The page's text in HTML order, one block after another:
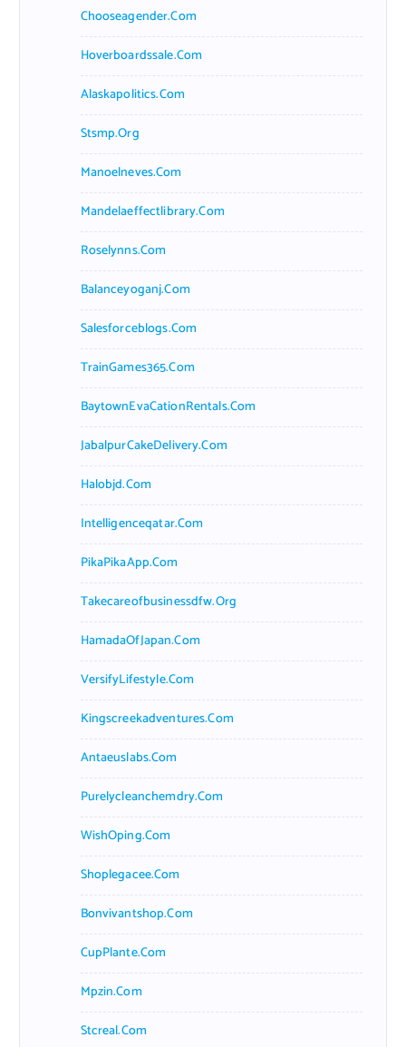
Chooseagender.com
Hoverboardssale.com
Alaskapolitics.com
Stsmp.org
Manoelneves.com
Mandelaeffectlibrary.com
Roselynns.com
Balanceyoganj.com
Salesforceblogs.com
TrainGames365.com
BaytownEvaCationRentals.com
JabalpurCakeDelivery.com
Halobjd.com
Intelligenceqatar.com
PikaPikaApp.com
Takecareofbusinessdfw.org
HamadaOfJapan.com
VersifyLifestyle.com
Kingscreekadventures.com
Antaeuslabs.com
Purelycleanchemdry.com
WishOping.com
Shoplegacee.com
Bonvivantshop.com
CupPlante.com
Mpzin.com
Stcreal.com